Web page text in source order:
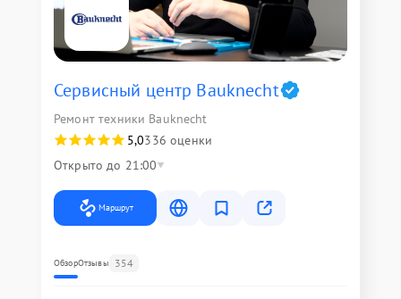
Сервисный центр Bauknecht
Ремонт техники Bauknecht
5,0336 оценки
Открыто до 21:00
Маршрут
ОбзорОтзывы 354